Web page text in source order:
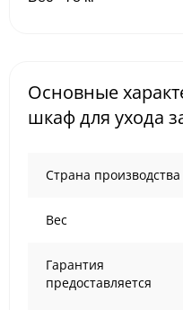
Основные
шкаф для ухода
Страна производства
Вес
Гарантия
предоставляется